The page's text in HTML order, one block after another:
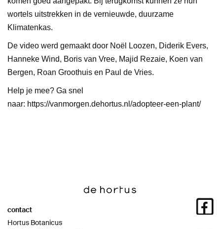
wortels uitstrekken in de vernieuwde, duurzame
Klimatenkas.
De video werd gemaakt door Noël Loozen, Diderik Evers,
Hanneke Wind, Boris van Vree, Majid Rezaie, Koen van
Bergen, Roan Groothuis en Paul de Vries.
Help je mee? Ga snel
naar: https://vanmorgen.dehortus.nl/adopteer-een-plant/
contact
Hortus Botanicus